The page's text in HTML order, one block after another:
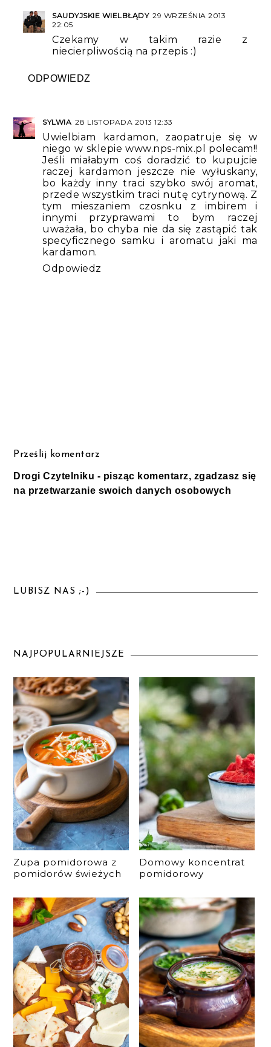
SAUDYJSKIE WIELBŁĄDY 29 WRZEŚNIA 2013
22:05
Czekamy w takim razie z
niecierpliwością na przepis :)
ODPOWIEDZ
SYLWIA 28 LISTOPADA 2013 12:33
Uwielbiam kardamon, zaopatruje się w
niego w sklepie www.nps-mix.pl polecam!!
Jeśli miałabym coś doradzić to kupujcie
raczej kardamon jeszcze nie wyłuskany,
bo każdy inny traci szybko swój aromat,
przede wszystkim traci nutę cytrynową. Z
tym mieszaniem czosnku z imbirem i
innymi przyprawami to bym raczej
uważała, bo chyba nie da się zastąpić tak
specyficznego samku i aromatu jaki ma
kardamon.
Odpowiedz
Prześlij komentarz
Drogi Czytelniku - pisząc komentarz, zgadzasz się
na przetwarzanie swoich danych osobowych
LUBISZ NAS ;-)
NAJPOPULARNIEJSZE
Zupa pomidorowa z
pomidorów świeżych
Domowy koncentrat
pomidorowy